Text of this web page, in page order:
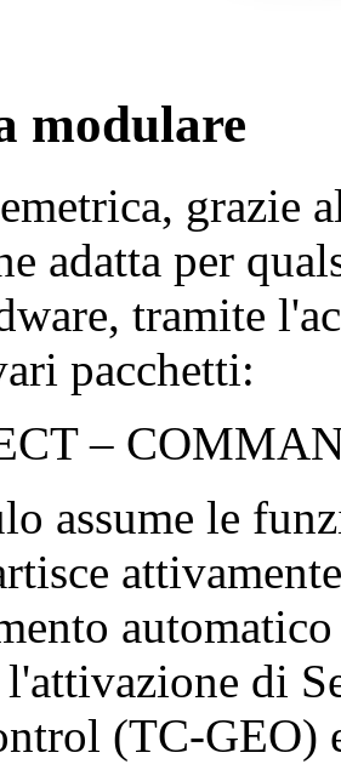
modulare
grazie
adatta per
tramite
pacchetti:
–
assume le
di
(TC-GEO)